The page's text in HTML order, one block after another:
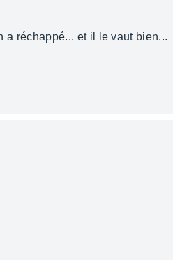
a réchappé... et il le vaut bien...